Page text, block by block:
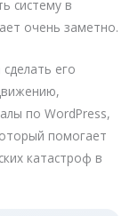
систему в
очень заметно.
его
по WordPress,
помогает
катастроф в